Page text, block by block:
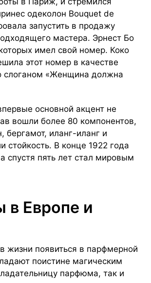
одеколон Bouquet de
запустить в продажу
мастера. Эрнест Бо
имел свой номер. Коко
этот номер в качестве
слоганом «Женщина должна
основной акцент не
вошли более 80 компонентов,
бергамот, иланг-иланг и
стойкость. В конце 1922 года
пять лет стал мировым
Европе и
жизни появиться в парфмерной
поистине магическим
парфюма, так и